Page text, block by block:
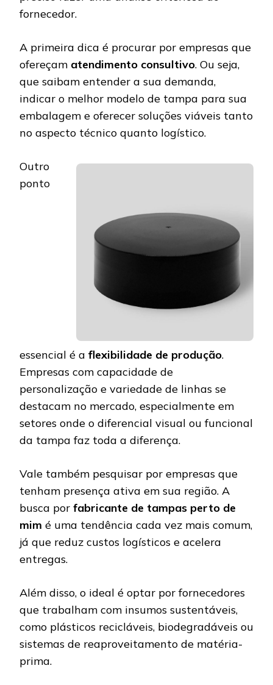
fornecedor.
A primeira dica é procurar por empresas que
ofereçam atendimento consultivo. Ou seja,
que saibam entender a sua demanda,
indicar o melhor modelo de tampa para sua
embalagem e oferecer soluções viáveis tanto
no aspecto técnico quanto logístico.
Outro
ponto
essencial é a flexibilidade de produção.
Empresas com capacidade de
personalização e variedade de linhas se
destacam no mercado, especialmente em
setores onde o diferencial visual ou funcional
da tampa faz toda a diferença.
Vale também pesquisar por empresas que
tenham presença ativa em sua região. A
busca por fabricante de tampas perto de
mim é uma tendência cada vez mais comum,
já que reduz custos logísticos e acelera
entregas.
Além disso, o ideal é optar por fornecedores
que trabalham com insumos sustentáveis,
como plásticos recicláveis, biodegradáveis ou
sistemas de reaproveitamento de matéria-
prima.